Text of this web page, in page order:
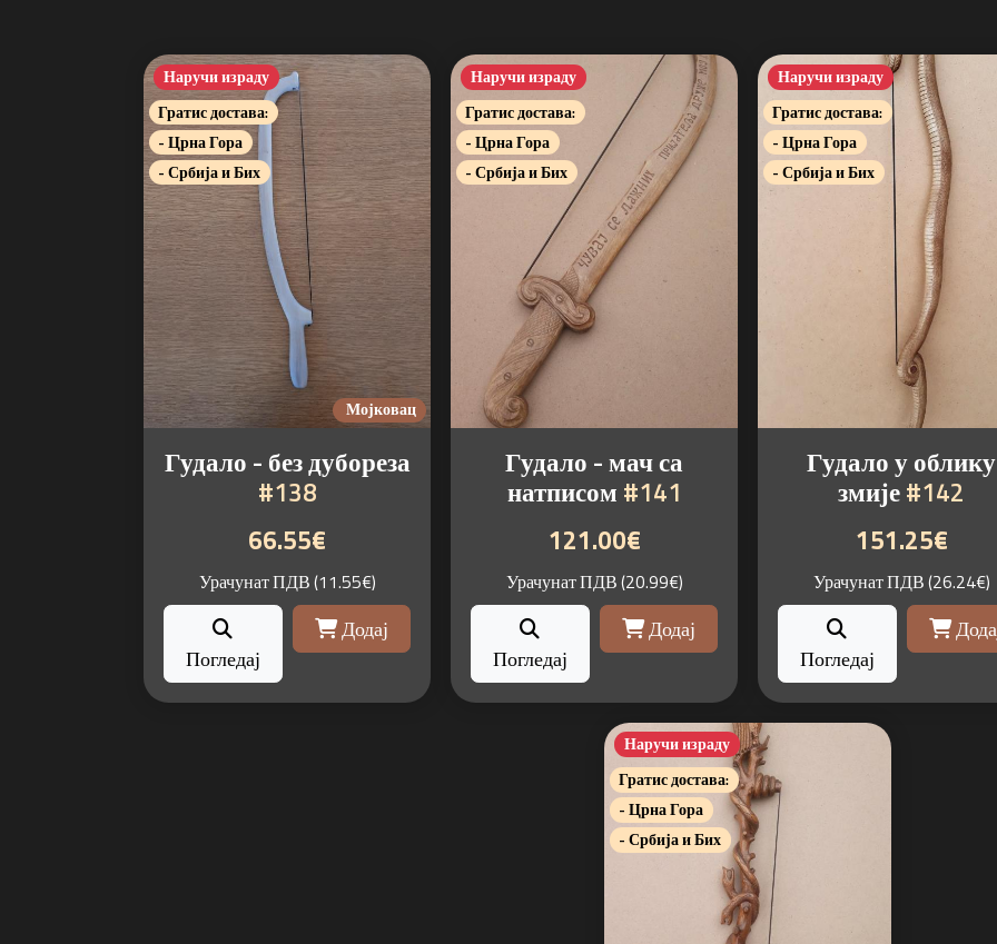
Наручи израду
Гратис достава:
- Црна Гора
- Србија и Бих
Мојковац
Гудало - без дубореза
#138
66.55€
Урачунат ПДВ (11.55€)
Погледај
Додај
Наручи израду
Гратис достава:
- Црна Гора
- Србија и Бих
Гудало - мач са
натписом #141
121.00€
Урачунат ПДВ (20.99€)
Погледај
Додај
Наручи израду
Гратис достава:
- Црна Гора
- Србија и Бих
Гудало у облику
змије#142
151.25€
Урачунат ПДВ (26.24€)
Погледај
Наручи израду
Гратис достава:
- Црна Гора
- Србија и Бих